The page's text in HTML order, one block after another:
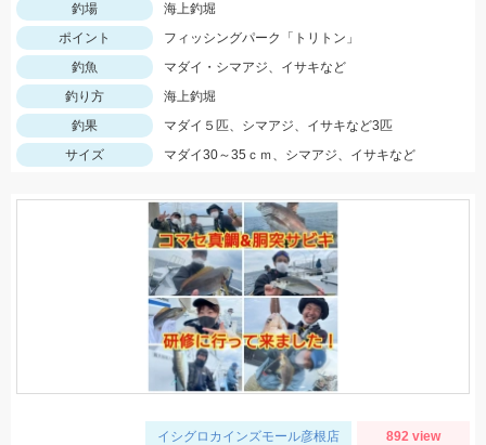
釣場
海上釣堀
ポイント
フィッシングパーク「トリトン」
釣魚
マダイ・シマアジ、イサキなど
釣り方
海上釣堀
釣果
マダイ５匹、シマアジ、イサキなど3匹
サイズ
マダイ30～35ｃｍ、シマアジ、イサキなど
イシグロカインズモール彦根店 892 view